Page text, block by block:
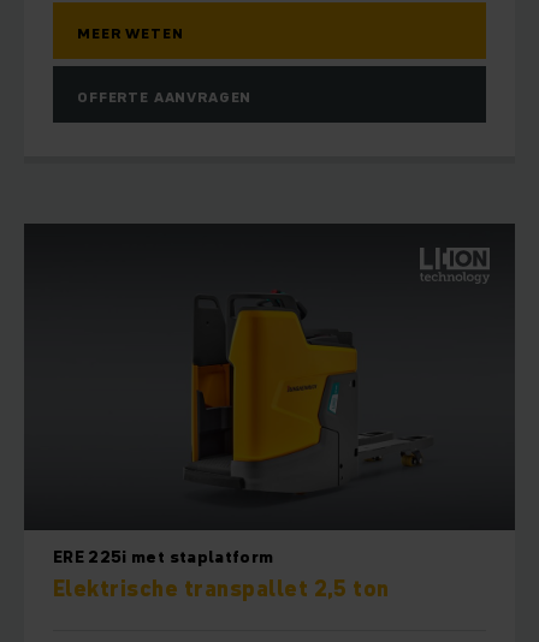
MEER WETEN
OFFERTE AANVRAGEN
ERE 225i met staplatform
Elektrische transpallet 2,5 ton